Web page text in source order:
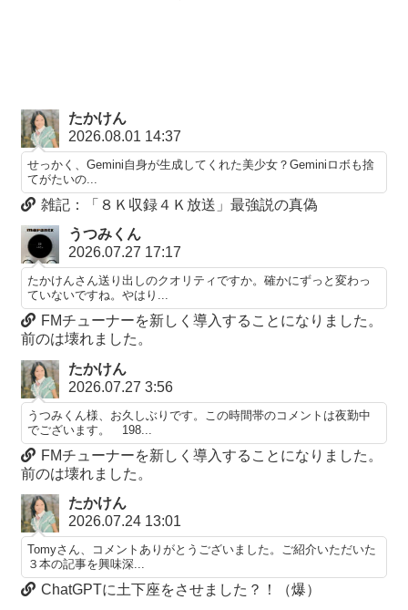
たかけん
2026.08.01 14:37
せっかく、Gemini自身が生成してくれた美少女？Geminiロボも捨
てがたいの...
雑記：「８Ｋ収録４Ｋ放送」最強説の真偽
うつみくん
2026.07.27 17:17
たかけんさん送り出しのクオリティですか。確かにずっと変わっ
ていないですね。やはり...
FMチューナーを新しく導入することになりました。
前のは壊れました。
たかけん
2026.07.27 3:56
うつみくん様、お久しぶりです。この時間帯のコメントは夜勤中
でございます。 198...
FMチューナーを新しく導入することになりました。
前のは壊れました。
たかけん
2026.07.24 13:01
Tomyさん、コメントありがとうございました。ご紹介いただいた
３本の記事を興味深...
ChatGPTに土下座をさせました？！（爆）